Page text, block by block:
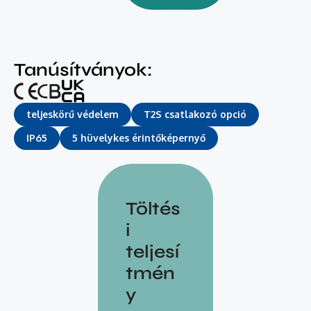
Tanúsítványok:
teljeskörű védelem
T2S csatlakozó opció
IP65
5 hüvelykes érintőképernyő
Töltés
i
teljesí
tmén
y